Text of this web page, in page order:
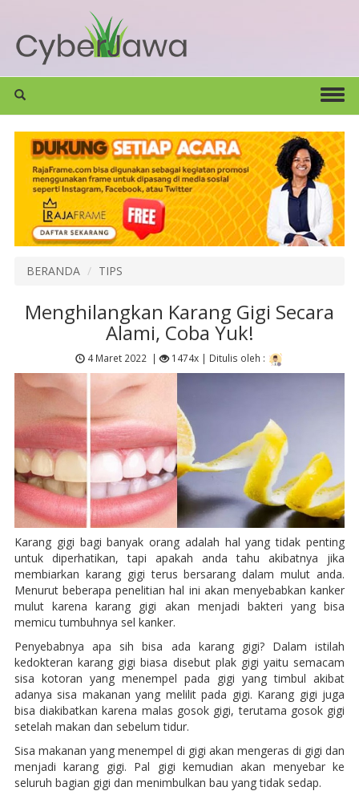
BERANDA TIPS
Menghilangkan Karang Gigi Secara
Alami, Coba Yuk!
4 Maret 2022| 1474x | Ditulis oleh :
Karang gigi bagi banyak orang adalah hal yang tidak penting
untuk diperhatikan, tapi apakah anda tahu akibatnya jika
membiarkan karang gigi terus bersarang dalam mulut anda.
Menurut beberapa penelitian hal ini akan menyebabkan kanker
mulut karena karang gigi akan menjadi bakteri yang bisa
memicu tumbuhnya sel kanker.
Penyebabnya apa sih bisa ada karang gigi? Dalam istilah
kedokteran karang gigi biasa disebut plak gigi yaitu semacam
sisa kotoran yang menempel pada gigi yang timbul akibat
adanya sisa makanan yang melilit pada gigi. Karang gigi juga
bisa diakibatkan karena malas gosok gigi, terutama gosok gigi
setelah makan dan sebelum tidur.
Sisa makanan yang menempel di gigi akan mengeras di gigi dan
menjadi karang gigi. Pal gigi kemudian akan menyebar ke
seluruh bagian gigi dan menimbulkan bau yang tidak sedap.